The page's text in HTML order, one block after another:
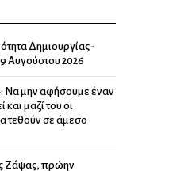
Δημιουργίας-
Αυγούστου 2026
Να μην αφήσουμε έναν
μαζί του οι
τεθούν σε άμεσο
Ζάψας, πρώην